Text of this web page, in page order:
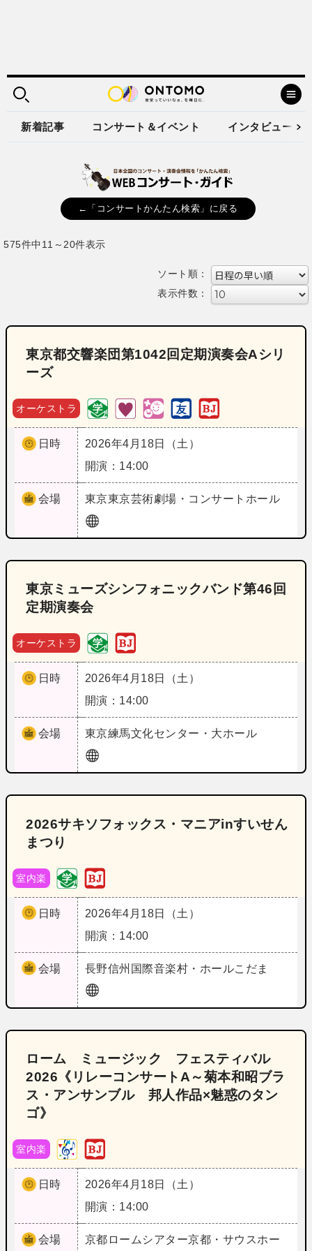
新着記事 コンサート＆イベント インタビュー
←「コンサートかんたん検索」に戻る
575件中11～20件表示
ソート順：
表示件数：
東京都交響楽団第1042回定期演奏会Aシリ
ーズ
オーケストラ
日時
2026年4月18日（土）
開演：14:00
会場 東京東京芸術劇場・コンサートホール
東京ミューズシンフォニックバンド第46回
定期演奏会
オーケストラ
日時
2026年4月18日（土）
開演：14:00
会場 東京練馬文化センター・大ホール
2026サキソフォックス・マニアinすいせん
まつり
室内楽
日時
2026年4月18日（土）
開演：14:00
会場 長野信州国際音楽村・ホールこだま
ローム ミュージック フェスティバル
2026《リレーコンサートA～菊本和昭ブラ
ス・アンサンブル 邦人作品×魅惑のタン
ゴ》
室内楽
日時
2026年4月18日（土）
開演：14:00
会場 京都 ロームシアター京都・サウスホー